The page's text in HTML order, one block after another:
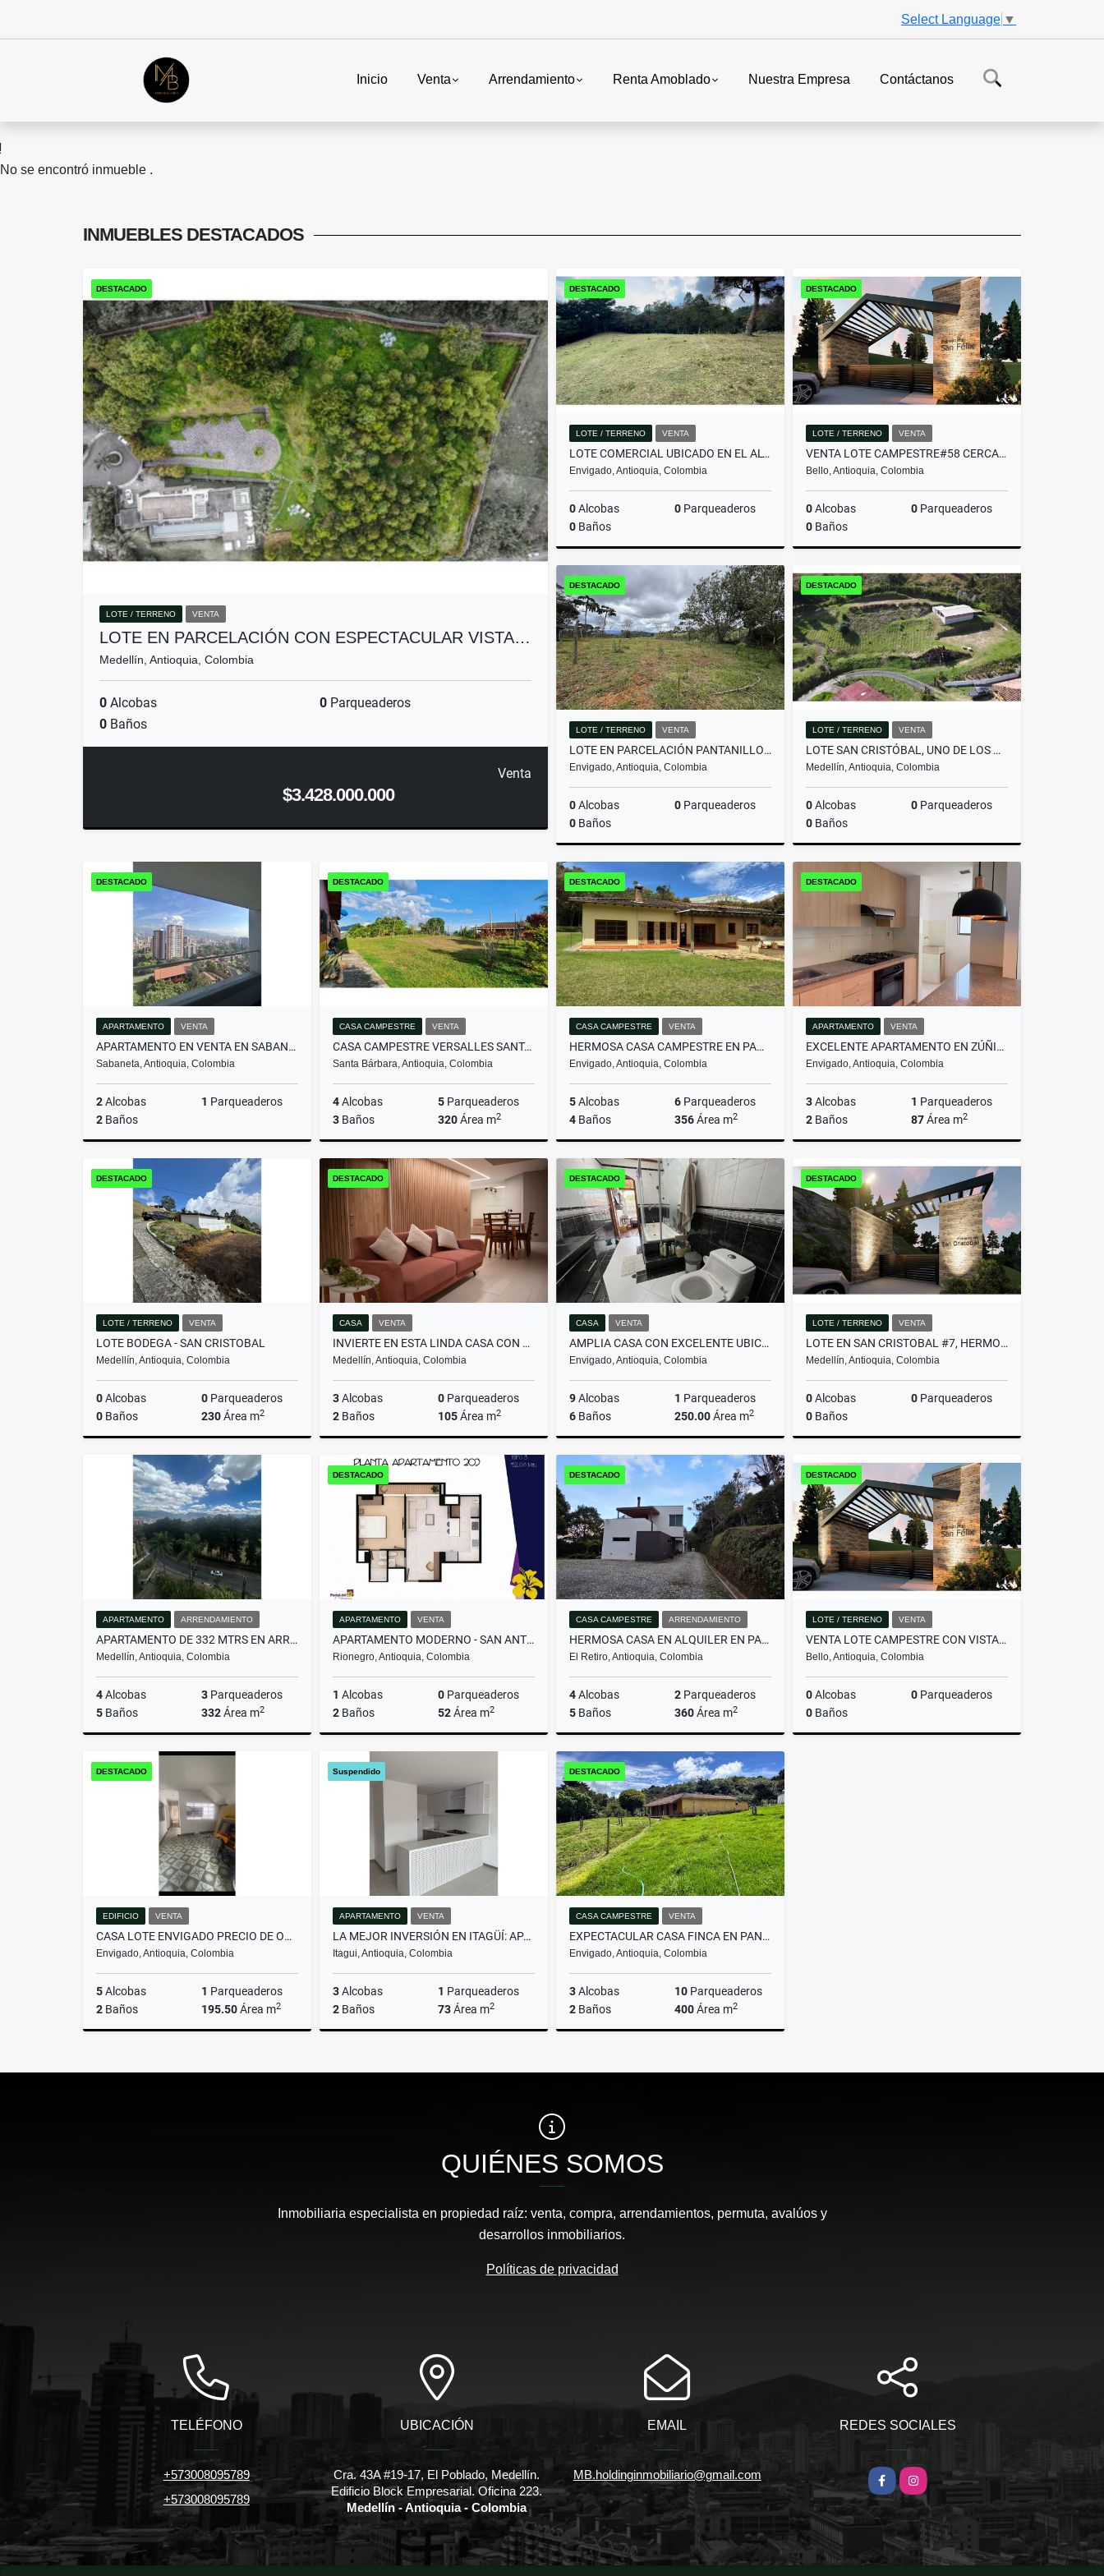
Select Language ▼
Inicio Venta Arrendamiento Renta Amoblado Nuestra Empresa Contáctanos
No se encontró inmueble .
INMUEBLES DESTACADOS
DESTACADO
LOTE / TERRENO VENTA
LOTE EN PARCELACIÓN CON ESPECTACULAR VISTA…
Medellín, Antioquia, Colombia
0 Alcobas 0 Parqueaderos
0 Baños
Venta
$3.428.000.000
DESTACADO
LOTE / TERRENO VENTA
LOTE COMERCIAL UBICADO EN EL ALTO DE PALMAS ANTES DEL PEAJE
Envigado, Antioquia, Colombia
0Alcobas 0 Parqueaderos
0 Baños
Venta
$9.999.999.999
DESTACADO
LOTE / TERRENO VENTA
VENTA LOTE CAMPESTRE#58 CERCA A MEDELLÍN, VISTA PANORÁMICA SIN PEAJE
Bello, Antioquia, Colombia
0Alcobas 0 Parqueaderos
0 Baños
Venta
$382.480.000
DESTACADO
LOTE / TERRENO VENTA
LOTE EN PARCELACIÓN PANTANILLO ENVIGADO ALTOS DE LA MANUELA
Envigado, Antioquia, Colombia
0Alcobas 0 Parqueaderos
0 Baños
Venta
$2.000.000.000
DESTACADO
LOTE / TERRENO VENTA
LOTE SAN CRISTÓBAL, UNO DE LOS MEJORES LOTES DE LA PARCELACIÓN
Medellín, Antioquia, Colombia
0Alcobas 0 Parqueaderos
0 Baños
Venta
$590.000.000
DESTACADO
APARTAMENTO VENTA
APARTAMENTO EN VENTA EN SABANETA | SECTOR EL CARMELO
Sabaneta, Antioquia, Colombia
2Alcobas 1 Parqueaderos
2 Baños
$580.000.000
DESTACADO
CASA CAMPESTRE VENTA
CASA CAMPESTRE VERSALLES SANTA BARBARA
Santa Bárbara, Antioquia, Colombia
4Alcobas 5 Parqueaderos
3 Baños 320Área m2
Venta
$465.000.000
DESTACADO
CASA CAMPESTRE VENTA
HERMOSA CASA CAMPESTRE EN PANTANILLO ENVIGADO
Envigado, Antioquia, Colombia
5Alcobas 6 Parqueaderos
4 Baños 356Área m2
Venta
$1.980.000.000
DESTACADO
APARTAMENTO VENTA
EXCELENTE APARTAMENTO EN ZÚÑIGA | UBICACIÓN ESTRATÉGICA Y SEGURA
Envigado, Antioquia, Colombia
3Alcobas 1 Parqueaderos
2 Baños 87Área m2
Venta
$780.000.000
DESTACADO
LOTE / TERRENO VENTA
LOTE BODEGA - SAN CRISTOBAL
Medellín, Antioquia, Colombia
0Alcobas 0 Parqueaderos
0 Baños 230Área m2
$563.850.000
DESTACADO
CASA VENTA
INVIERTE EN ESTA LINDA CASA CON PERMISO DE RENTAS CORTAS
Medellín, Antioquia, Colombia
3Alcobas 0 Parqueaderos
2 Baños 105Área m2
Venta
$1.200.000.000
Arrendamiento
DESTACADO
CASA VENTA
AMPLIA CASA CON EXCELENTE UBICACIÓN EN ENVIGADO!(MLS#252487)
Envigado, Antioquia, Colombia
9Alcobas 1 Parqueaderos
6 Baños 250.00Área m2
Venta
$1.100.000.000
DESTACADO
LOTE / TERRENO VENTA
LOTE EN SAN CRISTOBAL #7, HERMOSA VISTA PANORAMICA EN PARCELACION
Medellín, Antioquia, Colombia
0Alcobas 0 Parqueaderos
0 Baños
Venta
$357.480.000
APARTAMENTO ARRENDAMIENTO
APARTAMENTO DE 332 MTRS EN ARRIENDO EN EL POBLADO, MEDELLÍN
Medellín, Antioquia, Colombia
4Alcobas 3 Parqueaderos
5 Baños 332Área m2
Arrendamiento
DESTACADO
APARTAMENTO VENTA
APARTAMENTO MODERNO - SAN ANTONIO DE PEREIRA
Rionegro, Antioquia, Colombia
1 Alcobas 0 Parqueaderos
2 Baños 52Área m2
DESTACADO
CASA CAMPESTRE ARRENDAMIENTO
HERMOSA CASA EN ALQUILER EN PARCELACIÓN CAMPESTRE EN EL RETIRO
El Retiro, Antioquia, Colombia
4Alcobas 2 Parqueaderos
5 Baños 360Área m2
Arrendamiento
$13.000.000
DESTACADO
LOTE / TERRENO VENTA
VENTA LOTE CAMPESTRE CON VISTA PANORÁMICA -INVERSIÓN CERCA A MEDELLÍN.
Bello, Antioquia, Colombia
0Alcobas 0 Parqueaderos
0 Baños
DESTACADO
EDIFICIO VENTA
CASA LOTE ENVIGADO PRECIO DE OPORTUNIDAD
Envigado, Antioquia, Colombia
5Alcobas 1 Parqueaderos
2 Baños 195.50Área m2
$1.350.000.000
Suspendido
APARTAMENTO VENTA
LA MEJOR INVERSIÓN EN ITAGÜÍ: APARTAMENTO CON GRAN UBICACIÓN.
Itagui, Antioquia, Colombia
3Alcobas 1 Parqueaderos
2 Baños 73Área m2
$600.000.000
DESTACADO
CASA CAMPESTRE VENTA
EXPECTACULAR CASA FINCA EN PANTANILLO ALTO DE PALMAS
Envigado, Antioquia, Colombia
3Alcobas 10 Parqueaderos
2 Baños 400Área m2
$8.839.490.000
QUIÉNES SOMOS
Inmobiliaria especialista en propiedad raíz: venta, compra, arrendamientos, permuta, avalúos y
desarrollos inmobiliarios.
Políticas de privacidad
TELÉFONO
+573008095789
+573008095789
UBICACIÓN
Cra. 43A #19-17, El Poblado, Medellín.
Edificio Block Empresarial. Oficina 223.
Medellín - Antioquia - Colombia
EMAIL
MB.holdinginmobiliario@gmail.com
REDES SOCIALES
FacebookInstagram